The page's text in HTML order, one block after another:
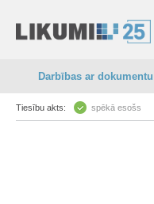
Darbības ar dokumentu
Tiesību akts: spēkā esošs